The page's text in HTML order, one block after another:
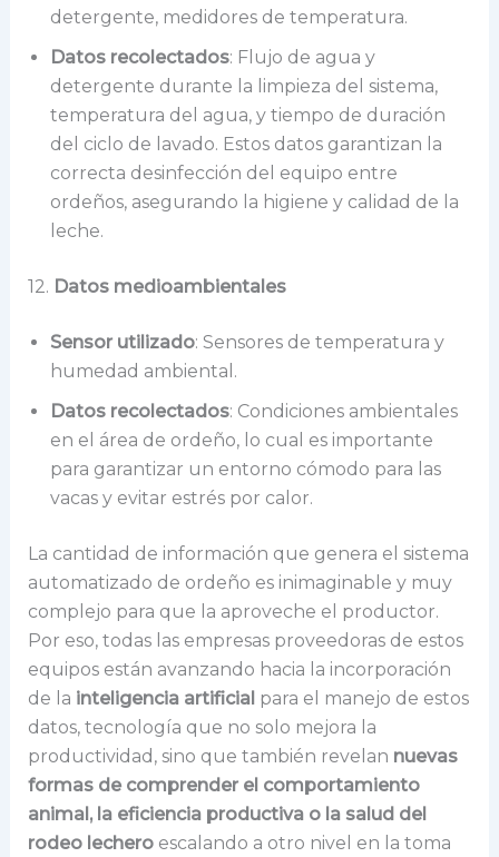
detergente, medidores de temperatura.
Datos recolectados: Flujo de agua y
detergente durante la limpieza del sistema,
temperatura del agua, y tiempo de duración
del ciclo de lavado. Estos datos garantizan la
correcta desinfección del equipo entre
ordeños, asegurando la higiene y calidad de la
leche.
12. Datos medioambientales
Sensor utilizado: Sensores de temperatura y
humedad ambiental.
Datos recolectados: Condiciones ambientales
en el área de ordeño, lo cual es importante
para garantizar un entorno cómodo para las
vacas y evitar estrés por calor.
La cantidad de información que genera el sistema
automatizado de ordeño es inimaginable y muy
complejo para que la aproveche el productor.
Por eso, todas las empresas proveedoras de estos
equipos están avanzando hacia la incorporación
de la inteligencia artificial para el manejo de estos
datos, tecnología que no solo mejora la
productividad, sino que también revelan nuevas
formas de comprender el comportamiento
animal, la eficiencia productiva o la salud del
rodeo lecheroescalando a otro nivel en la toma